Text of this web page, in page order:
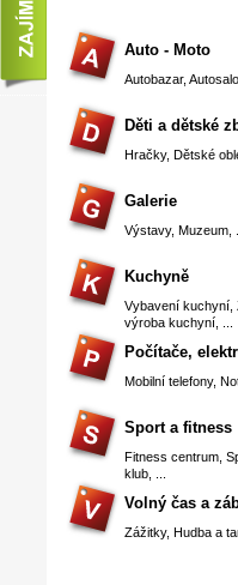
Auto - Moto
Autobazar,
Děti a dětské
Hračky, Dětské
Galerie
Výstavy, Muzeum
Kuchyně
Vybavení kuchyní
výroba kuchyní
Počítače,
Mobilní telefony,
Sport a fitness
Fitness centrum
klub
Volný čas a
Zážitky, Hudba a